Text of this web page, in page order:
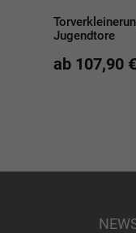
Jugendtore
ab 107,90 €